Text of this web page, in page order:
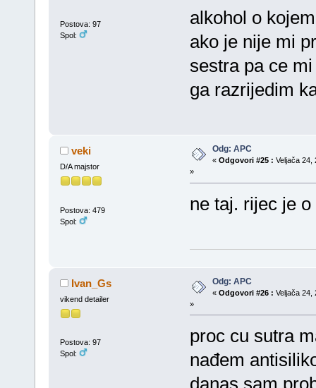
Postova: 97
Spol:
alkohol o
ako je nije mi
sestra pa ce
ga razrijedim
veki
D/A majstor
Postova: 479
Spol:
Odg: APC
« Odgovori #25 : Veljača 24,
»
ne taj. rijec je
Ivan_Gs
vikend detailer
Postova: 97
Spol:
Odg: APC
« Odgovori #26 : Veljača 24,
»
proc cu sutra
nađem